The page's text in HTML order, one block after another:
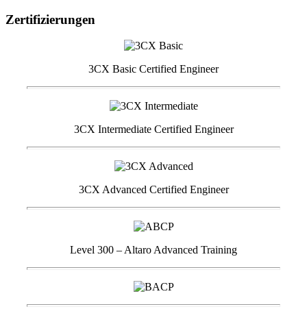
Zertifizierungen
3CX Basic Certified Engineer
3CX Intermediate Certified Engineer
3CX Advanced Certified Engineer
Level 300 – Altaro Advanced Training